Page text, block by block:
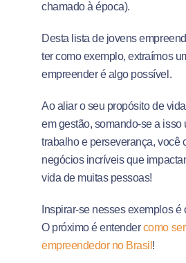
chamado à época).
Desta lista de jovens
ter como exemplo, extraímos
empreender é algo possível.
Ao aliar o seu propósito de
em gestão, somando-se a isso
trabalho e perseverança, você
negócios incríveis que
vida de muitas pessoas!
Inspirar-se nesses exemplos é
O próximo é entendercomo
empreendedor no Brasil !